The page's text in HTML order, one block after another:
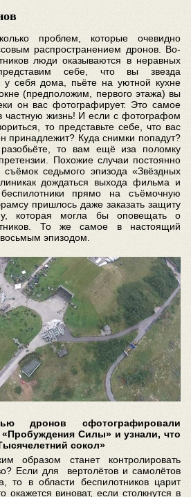
проблем, которые очевидно
распространением дронов. Во-
люди оказываются в неравных
себе, что вы звезда
у себя дома, пьёте на уютной кухне
(предположим, первого этажа) вы
он вас фотографирует. Это самое
частную жизнь! И если с фотографом
то представьте себе, что вас
принадлежит? Куда снимки попадут?
то вам ещё иза поломку
Похожие случаи постоянно
седьмого эпизода «Звёздных
дождаться выхода фильма и
беспилотники прямо на съёмочную
пришлось даже заказать защиту
которая могла бы оповещать о
То же самое в настоящий
эпизодом.
дронов сфотографировали
Силы» и узнали, что
сокол»
образом станет контролировать
Если для вертолётов и самолётов
то в области беспилотников царит
окажется виноват, если столкнутся в